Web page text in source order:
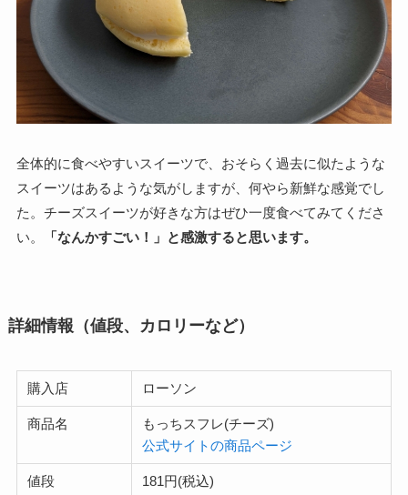
全体的に食べやすいスイーツで、おそらく過去に似たような
スイーツはあるような気がしますが、何やら新鮮な感覚でし
た。チーズスイーツが好きな方はぜひ一度食べてみてくださ
い。
「なんかすごい！」と感激すると思います。
詳細情報（値段、カロリーなど）
購入店 ローソン
商品名
もっちスフレ(チーズ)
公式サイトの商品ページ
値段 181円(税込)